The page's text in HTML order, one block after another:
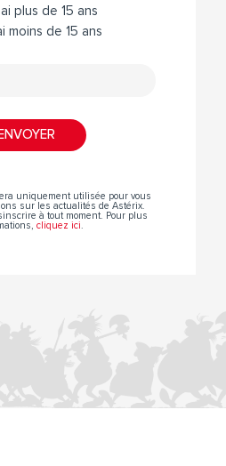
plus de 15 ans
moins de 15 ans
uniquement utilisée pour vous
sur les actualités de Astérix.
à tout moment. Pour plus
cliquez ici